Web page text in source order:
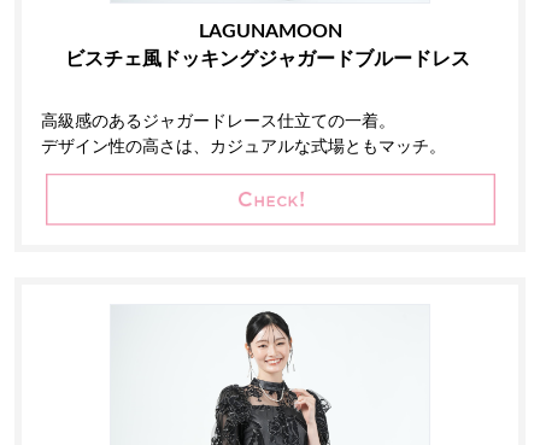
LAGUNAMOON
ビスチェ風ドッキングジャガードブルードレス
高級感のあるジャガードレース仕立ての一着。
デザイン性の高さは、カジュアルな式場ともマッチ。